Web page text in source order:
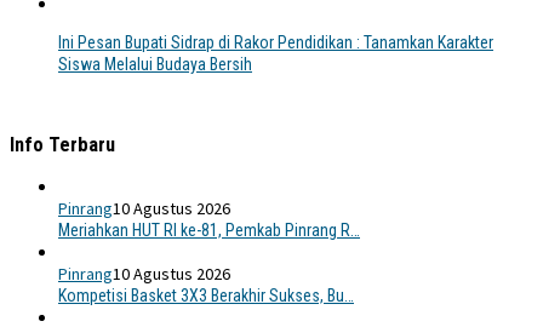
Ini Pesan Bupati Sidrap di Rakor Pendidikan : Tanamkan Karakter
Siswa Melalui Budaya Bersih
Info Terbaru
Pinrang10 Agustus 2026
Meriahkan HUT RI ke-81, Pemkab Pinrang R…
Pinrang10 Agustus 2026
Kompetisi Basket 3X3 Berakhir Sukses, Bu…